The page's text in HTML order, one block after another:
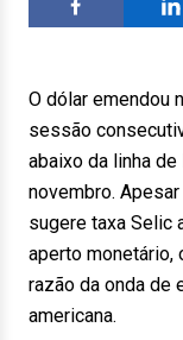
O dólar emendou
sessão
abaixo da linha
novembro.
sugere taxa Selic
aperto monetário,
razão da onda de
americana.